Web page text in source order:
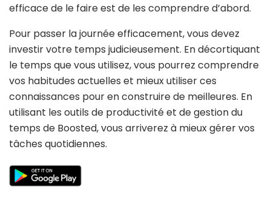
efficace de le faire est de les comprendre d’abord.
Pour passer la journée efficacement, vous devez
investir votre temps judicieusement. En décortiquant
le temps que vous utilisez, vous pourrez comprendre
vos habitudes actuelles et mieux utiliser ces
connaissances pour en construire de meilleures. En
utilisant les outils de productivité et de gestion du
temps de Boosted, vous arriverez à mieux gérer vos
tâches quotidiennes.